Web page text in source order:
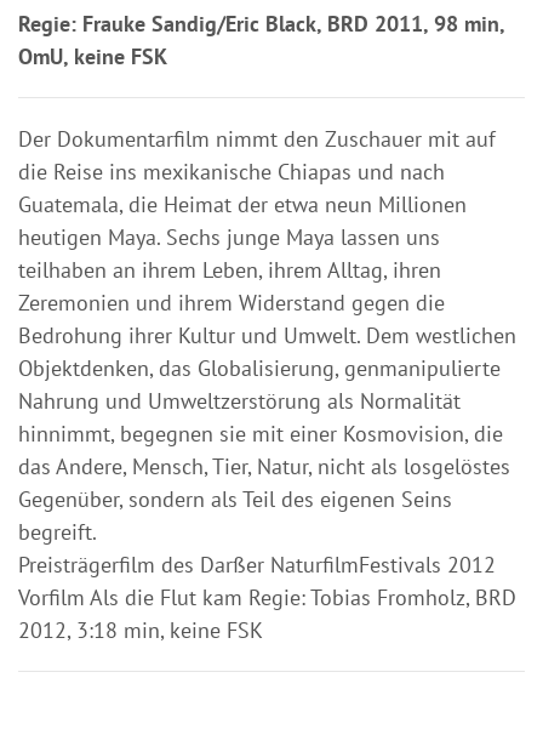
Regie: Frauke Sandig/Eric Black, BRD 2011, 98 min,
OmU, keine FSK
Der Dokumentarfilm nimmt den Zuschauer mit auf
die Reise ins mexikanische Chiapas und nach
Guatemala, die Heimat der etwa neun Millionen
heutigen Maya. Sechs junge Maya lassen uns
teilhaben an ihrem Leben, ihrem Alltag, ihren
Zeremonien und ihrem Widerstand gegen die
Bedrohung ihrer Kultur und Umwelt. Dem westlichen
Objektdenken, das Globalisierung, genmanipulierte
Nahrung und Umweltzerstörung als Normalität
hinnimmt, begegnen sie mit einer Kosmovision, die
das Andere, Mensch, Tier, Natur, nicht als losgelöstes
Gegenüber, sondern als Teil des eigenen Seins
begreift.
Preisträgerfilm des Darßer NaturfilmFestivals 2012
Vorfilm Als die Flut kam Regie: Tobias Fromholz, BRD
2012, 3:18 min, keine FSK